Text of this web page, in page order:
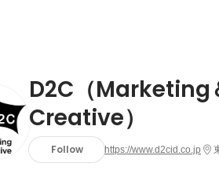
D2C（Marketing
Creative）
Follow https://www.d2cid.co.jp